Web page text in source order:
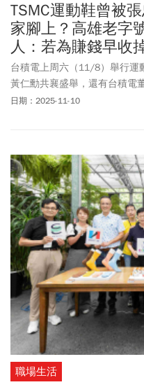
TSMC運動鞋曾被
家腳上？高雄老字
人：若為賺錢早收
台積電上周六（11/8）舉行運
黃仁勳共襄盛舉，還有台積電
鞋」更成為關注焦點。tsmc運
待能和魏董穿同款tsmc運動鞋
家鞋廠能夠製作出這樣特殊的
鞋業」所製作。公司粉專提到
為主題設計並提案的客製專屬
製鞋能讓台積電穿上，但後來
到7年後居然驚喜出現在魏董腳
日期：2025-11-10
職場生活